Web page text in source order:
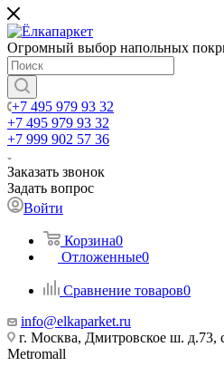
Огромный выбор напольных
+7 495 979 93 32
+7 495 979 93 32
+7 999 902 57 36
Заказать звонок
Задать вопрос
Войти
Корзина0
Отложенные0
Сравнение товаров0
info@elkaparket.ru
г. Москва, Дмитровское ш. д.73,
Metromall